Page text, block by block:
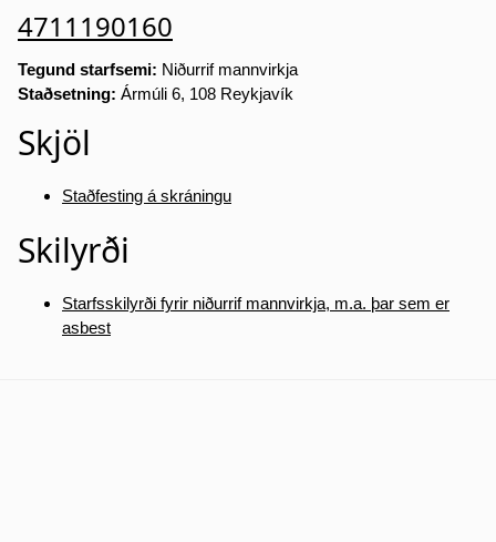
4711190160
Tegund starfsemi: Niðurrif mannvirkja
Staðsetning: Ármúli 6, 108 Reykjavík
Skjöl
Staðfesting á skráningu
Skilyrði
Starfsskilyrði fyrir niðurrif mannvirkja, m.a. þar sem er
asbest